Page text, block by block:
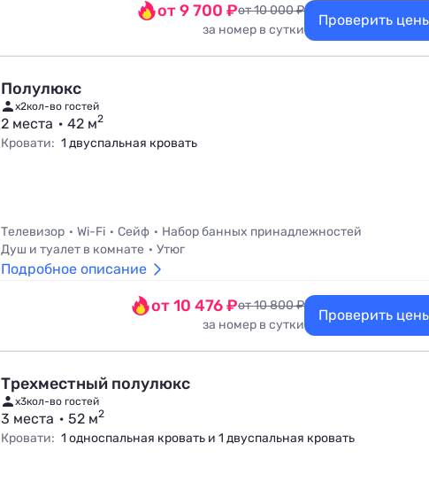
от 9 700 ₽от 10 000 ₽
за номер в сутки
Проверить
Полулюкс
x2кол-во гостей
2 места 42 м2
Кровати: 1 двуспальная кровать
Телевизор Wi-Fi Сейф
Набор банных принадлежностей
Душ и туалет в комнате
Утюг
Подробное описание
от 10 476 ₽от 10 800 ₽
за номер в сутки
Проверить
Трехместный полулюкс
x3кол-во гостей
3 места 52 м2
Кровати: 1 односпальная кровать и 1 двуспальная кровать